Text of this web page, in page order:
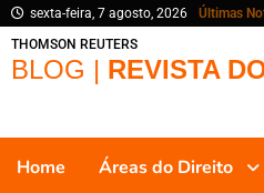
sexta-feira, 7 agosto, 2026
Últimas
THOMSON REUTERS
BLOG | REVISTA
Home Áreas do Direito